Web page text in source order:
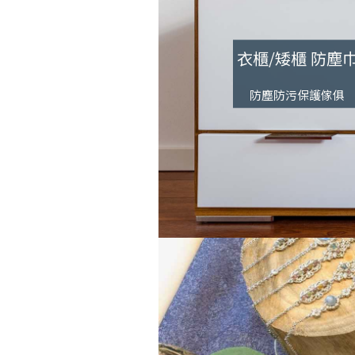
衣櫃/矮櫃 防塵
防塵防污保護傢俱